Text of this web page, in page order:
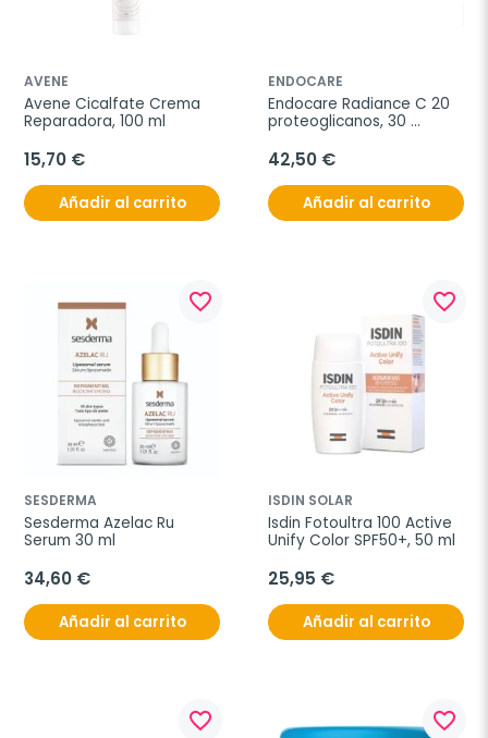
AVENE
Avene Cicalfate Crema
Reparadora, 100 ml
15,70 €
Añadir al carrito
ENDOCARE
Endocare Radiance C 20
proteoglicanos, 30
42,50 €
Añadir al carrito
favorite_border
SESDERMA
Sesderma Azelac Ru
Serum 30 ml
34,60 €
Añadir al carrito
favorite_border
ISDIN SOLAR
Isdin Fotoultra 100 Active
Unify Color SPF50+, 50 ml
25,95 €
Añadir al carrito
favorite_border favorite_border